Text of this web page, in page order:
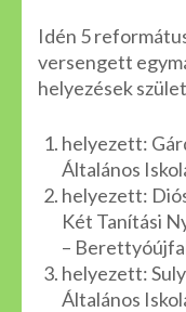
Idén 5
versengett
helyezések
helyezett:
Általános
helyezett:
Két Tanítási
–
helyezett:
Általános